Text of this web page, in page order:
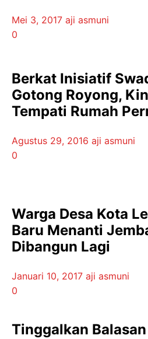
Mei 3, 2017 aji asmuni
0
Berkat Inisiatif
Gotong Royong,
Tempati Rumah
Agustus 29, 2016 aji asmuni
0
Warga Desa Kota
Baru Menanti
Dibangun Lagi
Januari 10, 2017 aji asmuni
0
Tinggalkan Balasan